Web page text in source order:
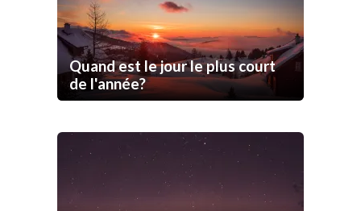
Quand est le jour le plus court
de l'année?